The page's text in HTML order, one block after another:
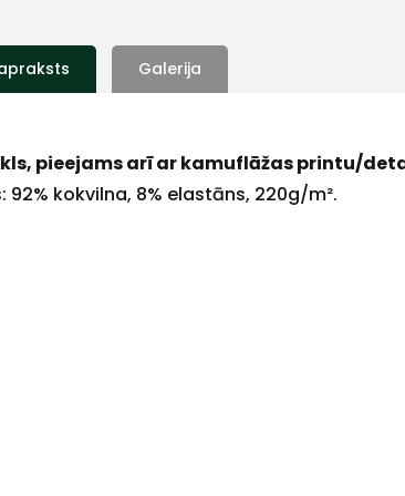
Galerija
pieejams arī ar kamuflāžas printu/
92% kokvilna, 8% elastāns, 220g/m².